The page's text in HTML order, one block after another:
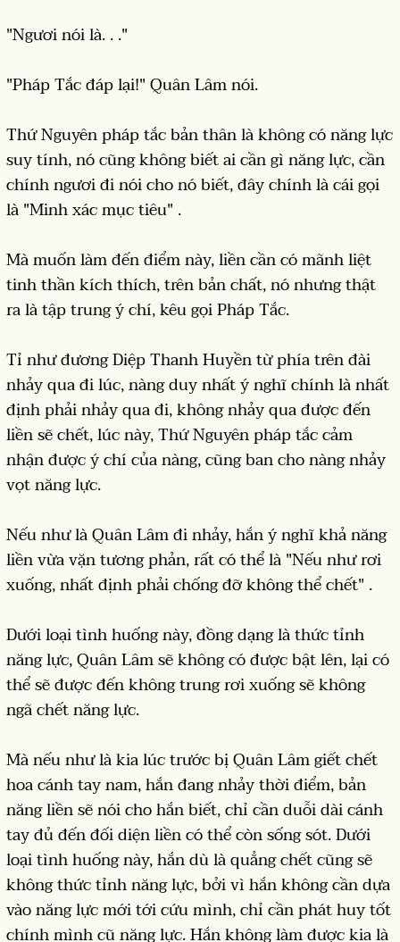
"Ngươi nói là. . ."
"Pháp Tắc đáp lại!" Quân Lâm nói.
Thứ Nguyên pháp tắc bản thân là không có năng lực
suy tính, nó cũng không biết ai cần gì năng lực, cần
chính ngươi đi nói cho nó biết, đây chính là cái gọi
là "Minh xác mục tiêu" .
Mà muốn làm đến điểm này, liền cần có mãnh liệt
tinh thần kích thích, trên bản chất, nó nhưng thật
ra là tập trung ý chí, kêu gọi Pháp Tắc.
Tỉ như đương Diệp Thanh Huyền từ phía trên đài
nhảy qua đi lúc, nàng duy nhất ý nghĩ chính là nhất
định phải nhảy qua đi, không nhảy qua được đến
liền sẽ chết, lúc này, Thứ Nguyên pháp tắc cảm
nhận được ý chí của nàng, cũng ban cho nàng nhảy
vọt năng lực.
Nếu như là Quân Lâm đi nhảy, hắn ý nghĩ khả năng
liền vừa vặn tương phản, rất có thể là "Nếu như rơi
xuống, nhất định phải chống đỡ không thể chết" .
Dưới loại tình huống này, đồng dạng là thức tỉnh
năng lực, Quân Lâm sẽ không có được bật lên, lại có
thể sẽ được đến không trung rơi xuống sẽ không
ngã chết năng lực.
Mà nếu như là kia lúc trước bị Quân Lâm giết chết
hoa cánh tay nam, hắn đang nhảy thời điểm, bản
năng liền sẽ nói cho hắn biết, chỉ cần duỗi dài cánh
tay đủ đến đối diện liền có thể còn sống sót. Dưới
loại tình huống này, hắn dù là quẳng chết cũng sẽ
không thức tỉnh năng lực, bởi vì hắn không cần dựa
vào năng lực mới tới cứu mình, chỉ cần phát huy tốt
chính mình cũ năng lực. Hắn không làm được kia là